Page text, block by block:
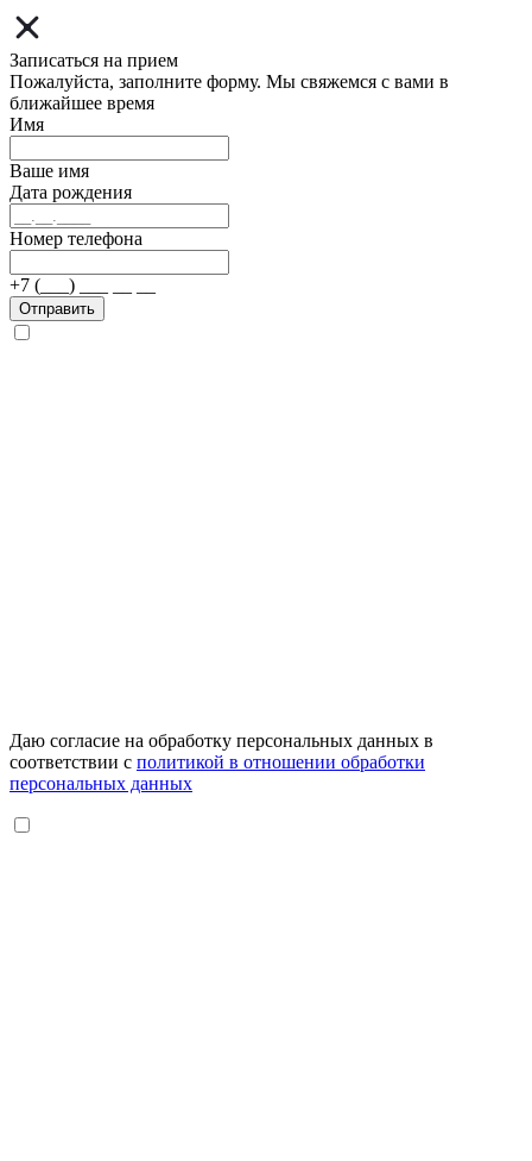
Записаться на прием
Пожалуйста, заполните форму. Мы свяжемся с вами в
ближайшее время
Имя
Ваше имя
Дата рождения
Номер телефона
+7 (___) ___ __ __
Отправить
Даю согласие на обработку персональных данных в
соответствии с политикой в отношении обработки
персональных данных